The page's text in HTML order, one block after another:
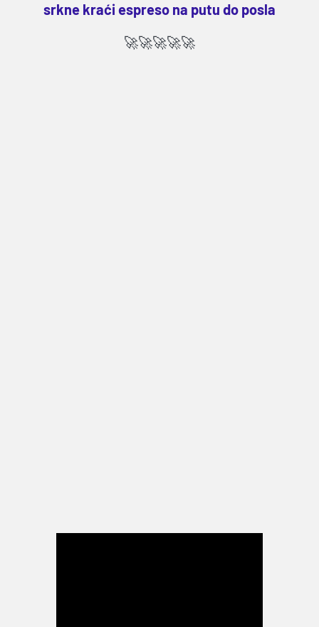
srkne kraći espreso na putu do posla
🚀🚀🚀🚀🚀